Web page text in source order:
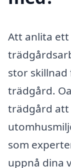
Att anlita
stor
trädgård.
trädgård att
som
uppnå dina